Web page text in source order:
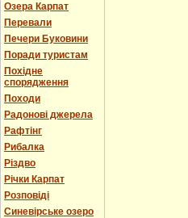
Озера Карпат
Перевали
Печери Буковини
Поради туристам
Похідне
спорядження
Походи
Радонові джерела
Рафтінг
Рибалка
Різдво
Річки Карпат
Розповіді
Синевірське озеро